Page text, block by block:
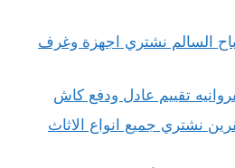
السالم نشتري اجهزة وغرف
تقييم عادل ودفع كاش
نشتري جميع انواع الاثاث